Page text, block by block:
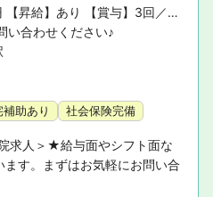
年収330万円 〜 421万円 【昇給】あり 【賞与】3回／年（計4.80月分）
い合わせください♪
補助あり 社会保険完備
求人＞★給与面やシフト面な
す。まずはお気軽にお問い合